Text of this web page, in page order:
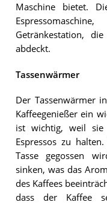
Maschine bietet.
Getränkestation,
abdeckt.
Tassenwärmer
Der Tassenwärmer
Kaffeegenießer ein
ist wichtig, weil
Espressos zu
Tasse gegossen
sinken, was das
des Kaffees
dass der Kaffee